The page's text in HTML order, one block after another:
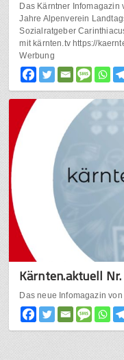
Das Kärntner Infomagazin
Jahre Alpenverein
Sozialratgeber
mit kärnten.tv https://
Werbung
Kärnten.aktuell
Das neue Infomagazin von